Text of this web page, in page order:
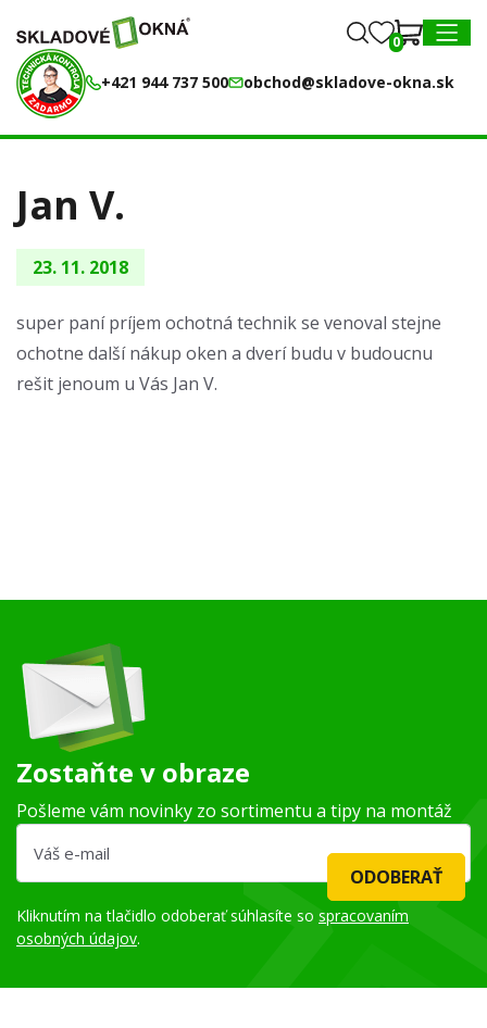
0
+421 944 737 500 obchod@skladove-okna.sk
0
Jan V.
23. 11. 2018
super paní príjem ochotná technik se venoval stejne
ochotne další nákup oken a dverí budu v budoucnu
rešit jenoum u Vás Jan V.
Zostaňte v obraze
Pošleme vám novinky zo sortimentu a tipy na montáž
ODOBERAŤ
Kliknutím na tlačidlo odoberať súhlasíte so spracovaním
osobných údajov.